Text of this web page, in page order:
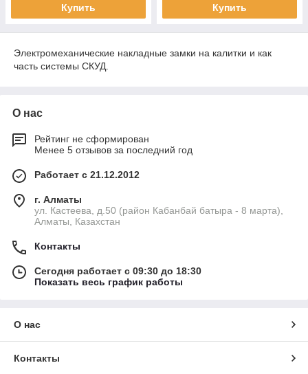
Купить Купить
Электромеханические накладные замки на калитки и как
часть системы СКУД.
О нас
Рейтинг не сформирован
Менее 5 отзывов за последний год
Работает с 21.12.2012
г. Алматы
ул. Кастеева, д.50 (район Кабанбай батыра - 8 марта),
Алматы, Казахстан
Контакты
Сегодня работает с 09:30 до 18:30
Показать весь график работы
О нас
Контакты